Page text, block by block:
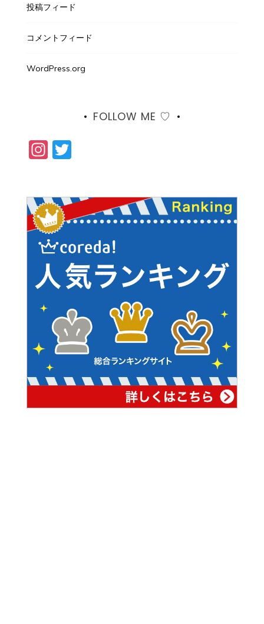
投稿フィード
コメントフィード
WordPress.org
FOLLOW ME ♡
Instagram
Twitter